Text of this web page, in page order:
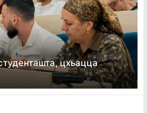
цхьацца